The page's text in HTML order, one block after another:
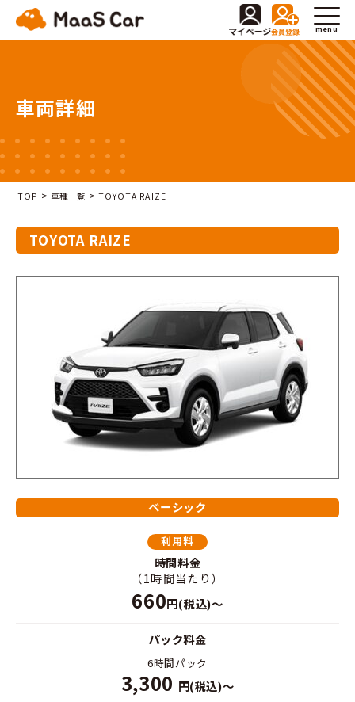
menu
車両詳細
TOP > 車種一覧 >TOYOTA RAIZE
TOYOTA RAIZE
ベーシック
利用料
時間料金
（1時間当たり）
660円(税込)～
パック料金
6時間パック
3,300 円(税込)～